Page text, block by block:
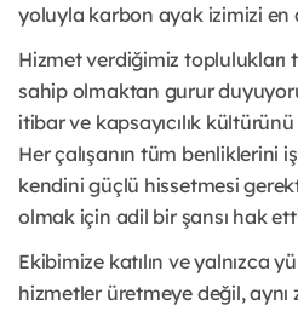
yoluyla karbon ayak izimizi en
Hizmet verdiğimiz toplulukları
sahip olmaktan gurur
itibar ve kapsayıcılık
Her çalışanın tüm benliklerini
kendini güçlü hissetmesi
olmak için adil bir şansı hak
Ekibimize katılın ve yalnızca
hizmetler üretmeye değil,